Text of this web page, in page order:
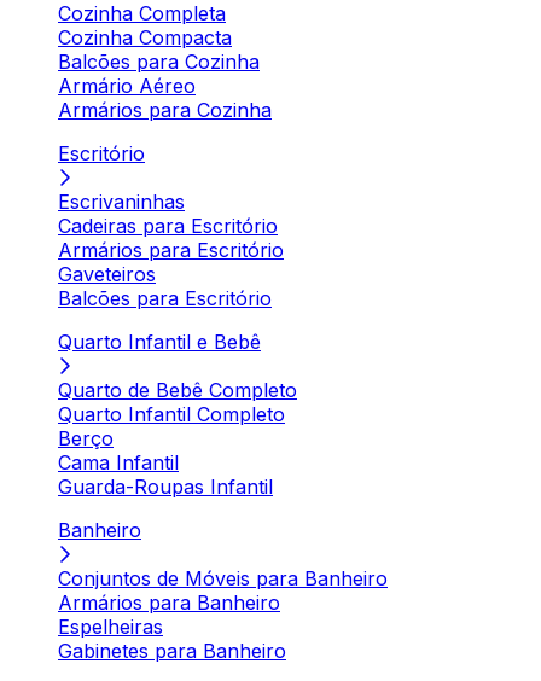
Cozinha Completa
Cozinha Compacta
Balcões para Cozinha
Armário Aéreo
Armários para Cozinha
Escritório
Escrivaninhas
Cadeiras para Escritório
Armários para Escritório
Gaveteiros
Balcões para Escritório
Quarto Infantil e Bebê
Quarto de Bebê Completo
Quarto Infantil Completo
Berço
Cama Infantil
Guarda-Roupas Infantil
Banheiro
Conjuntos de Móveis para Banheiro
Armários para Banheiro
Espelheiras
Gabinetes para Banheiro